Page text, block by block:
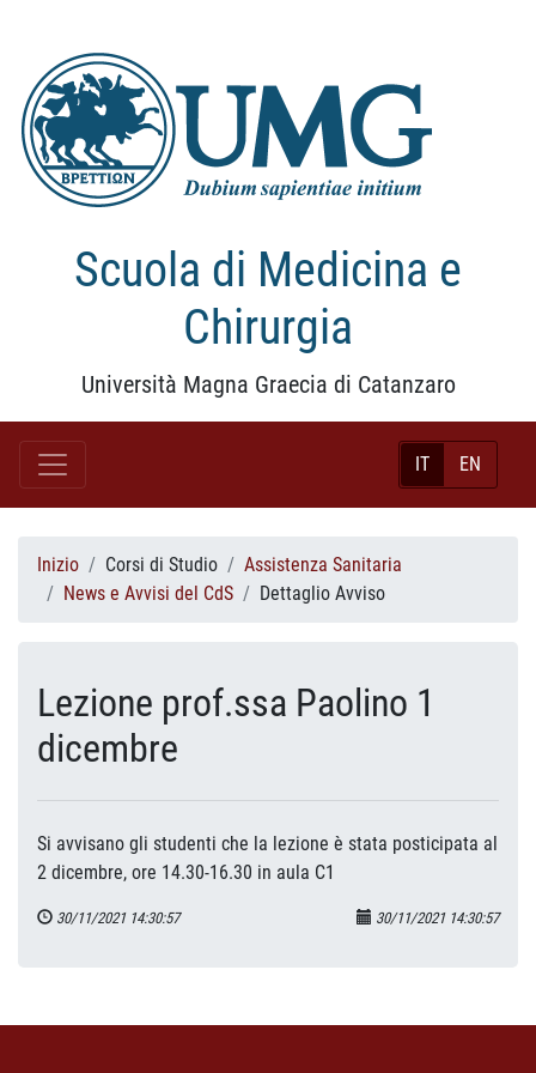
Scuola di Medicina e
Chirurgia
Università Magna Graecia di Catanzaro
IT EN
Inizio Corsi di Studio
Assistenza Sanitaria
News e Avvisi del CdS
Dettaglio Avviso
Lezione prof.ssa Paolino 1
dicembre
Si avvisano gli studenti che la lezione è stata posticipata al
2 dicembre, ore 14.30-16.30 in aula C1
30/11/2021 14:30:57 30/11/2021 14:30:57